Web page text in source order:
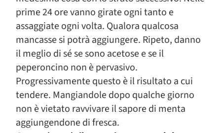
prime 24 ore vanno girate ogni tanto e
assaggiate ogni volta. Qualora qualcosa
mancasse si potrà aggiungere. Ripeto, danno
il meglio di sé se sono acetose e se il
peperoncino non è pervasivo.
Progressivamente questo è il risultato a cui
tendere. Mangiandole dopo qualche giorno
non è vietato ravvivare il sapore di menta
aggiungendone di fresca.